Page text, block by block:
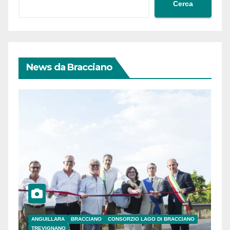
Cerca
News da Bracciano
ANGUILLARA BRACCIANO
CONSORZIO LAGO DI BRACCIANO
TREVIGNANO